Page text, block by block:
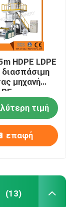
HDPE LDPE
διασπάσιμη
μηχανή
τιμή
επαφή
(13)